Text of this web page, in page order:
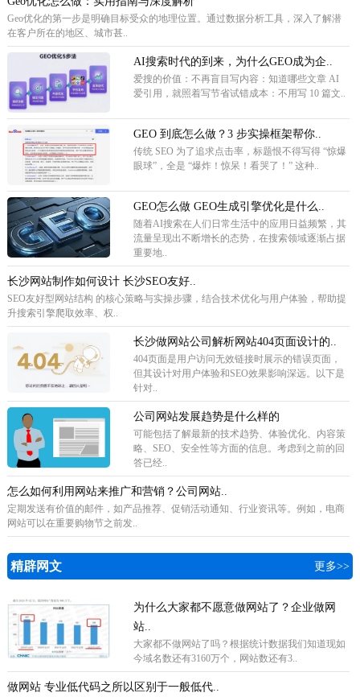
Geo优化的第一步是明确目标受众的地理位置。通过数据分析工具，深入了解潜
在客户所在的地区、城市甚..
AI搜索时代的到来，为什么GEO成为企..
爱搜的价值：不再盲目写内容：知道哪些文章 AI
爱引用，就照着写节省试错成本：不用写 10 篇文..
GEO 到底怎么做？3 步实操框架帮你..
传统 SEO 为了追求点击率，标题恨不得写得 “惊爆
眼球”，全是 “爆炸！惊呆！看哭了！” 这种..
GEO怎么做 GEO生成引擎优化是什么..
随着AI搜索在人们日常生活中的应用日益频繁，其
流量呈现出不断增长的态势，在搜索领域逐渐占据
重要地..
长沙网站制作如何设计 长沙SEO友好..
SEO友好型网站结构 的核心策略与实操步骤，结合技术优化与用户体验，帮助提
升搜索引擎爬取效率、权..
长沙做网站公司解析网站404页面设计的..
404页面是用户访问无效链接时展示的错误页面，
但其设计对用户体验和SEO效果影响深远。以下是
针对..
公司网站发展趋势是什么样的
可能包括了解最新的技术趋势、体验优化、内容策
略、SEO、安全性等方面的信息。考虑到之前的回
答已经..
怎么如何利用网站来推广和营销？公司网站..
定期发送有价值的邮件，如产品推荐、促销活动通知、行业资讯等。例如，电商
网站可以在重要购物节之前发..
精辟网文 更多>>
为什么大家都不愿意做网站了？企业做网
站..
​大家都不做网站了吗？根据统计数据我们知道现如
今域名数还有3160万个，网站数还有3..
做网站 专业低代码之所以区别于一般低代..